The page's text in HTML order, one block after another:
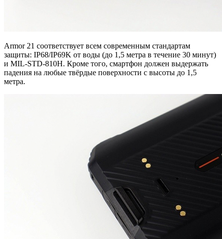
Armor 21 соответствует всем современным стандартам
защиты: IP68/IP69K от воды (до 1,5 метра в течение 30 минут)
и MIL-STD-810H. Кроме того, смартфон должен выдержать
падения на любые твёрдые поверхности с высоты до 1,5
метра.